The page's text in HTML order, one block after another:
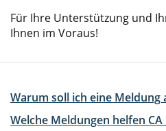
Für Ihre Unterstützung und
Ihnen im Voraus!
Warum soll ich eine Meldung
Welche Meldungen helfen CA